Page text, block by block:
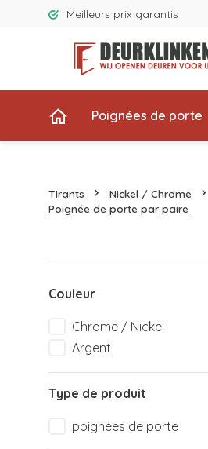
Meilleurs prix garantis
Poignées de porte
Tirants
Nickel / Chrome
Poignée de porte par paire
Couleur
Chrome / Nickel
Argent
Type de produit
poignées de porte